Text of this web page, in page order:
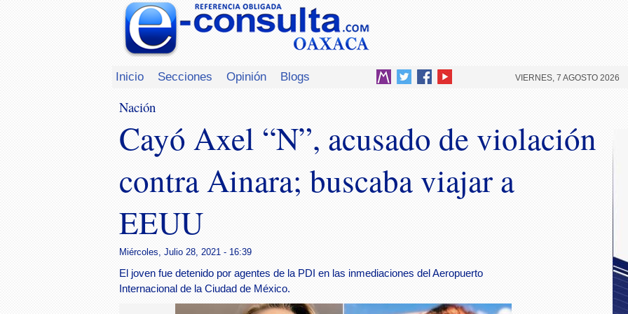
Inicio Secciones Opinión Blogs VIERNES, 7 AGOSTO 2026
Nación
Cayó Axel “N”, acusado de violación
contra Ainara; buscaba viajar a
EEUU
Miércoles, Julio 28, 2021 - 16:39
El joven fue detenido por agentes de la PDI en las inmediaciones del Aeropuerto
Internacional de la Ciudad de México.